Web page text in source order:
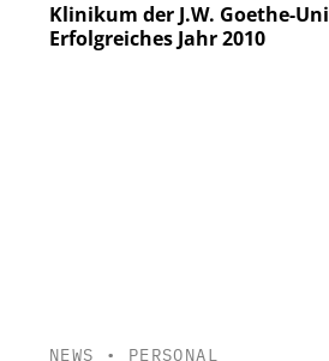
Klinikum der J.W. Goethe-
Erfolgreiches Jahr 2010
NEWS • PERSONAL